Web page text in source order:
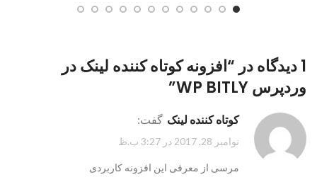
1 دیدگاه در “
افزونه کوتاه کننده لینک در
وردپرس WP BITLY
”
کوتاه کننده لینک گفت:
نوامبر 28, 2017 در 3:27 ب.ظ
مرسی از معرفی این افزونه کاربردی